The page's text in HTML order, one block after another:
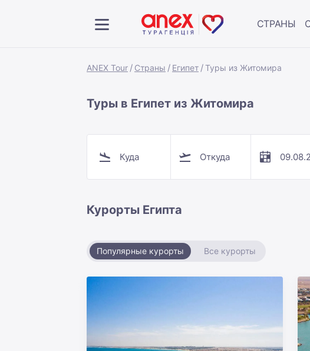
СТРАНЫ
ANEX Tour Страны Египет Туры из Житомира
Туры в Египет из Житомира
Куда Откуда
Курорты Египта
Популярные курорты Все курорты